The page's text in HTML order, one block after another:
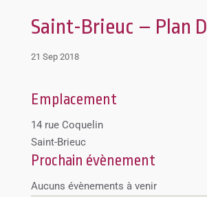
Saint-Brieuc – Plan D
21 Sep 2018
Emplacement
14 rue Coquelin
Saint-Brieuc
Prochain évènement
Aucuns évènements à venir